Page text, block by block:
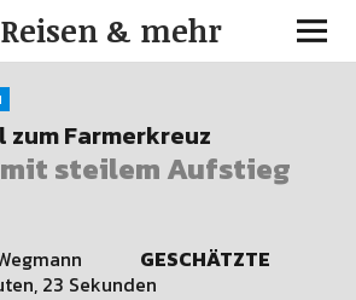
& mehr
Farmerkreuz
steilem Aufstieg
Wegmann GESCHÄTZTE
23 Sekunden